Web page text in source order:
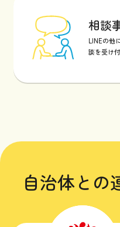
相談
LINEの他
談を受け
自治体との